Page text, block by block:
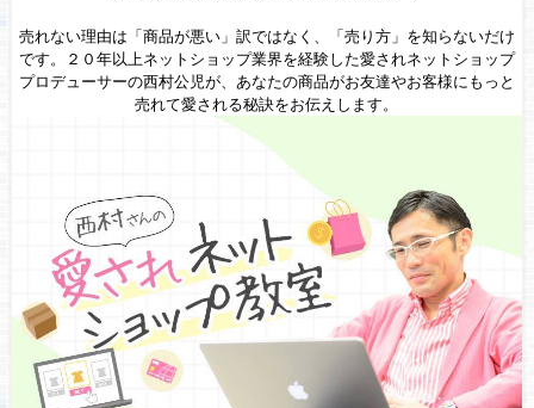
売れない理由は「商品が悪い」訳ではなく、「売り方」を知らないだけ
です。２０年以上ネットショップ業界を経験した愛されネットショップ
プロデューサーの西村公児が、あなたの商品がお友達やお客様にもっと
売れて愛される秘訣をお伝えします。